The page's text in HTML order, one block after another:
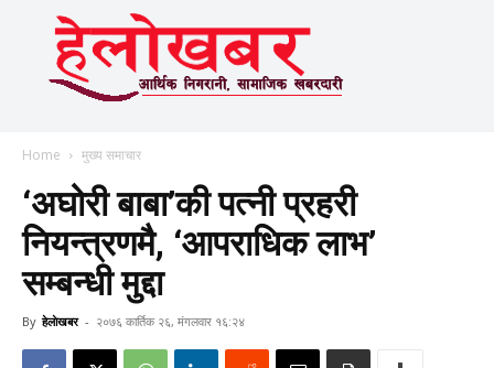
Home मुख्य समाचार
‘अघोरी बाबा’की पत्नी प्रहरी
नियन्त्रणमै, ‘आपराधिक लाभ’
सम्बन्धी मुद्दा
By हेलाेखबर - २०७६ कार्तिक २६, मंगलवार १६:२४